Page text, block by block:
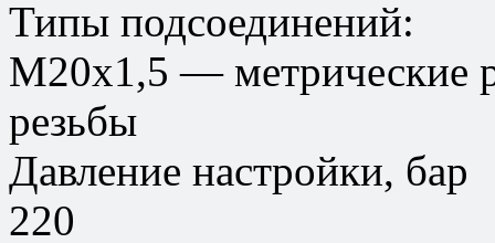
Типы подсоединений:
М20х1,5 — метрические
резьбы
Давление настройки, бар
220